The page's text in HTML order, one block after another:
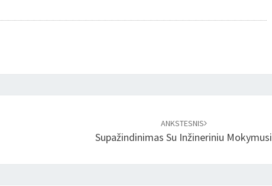
ANKSTESNIS
Supažindinimas Su Inžineriniu Mokymusi